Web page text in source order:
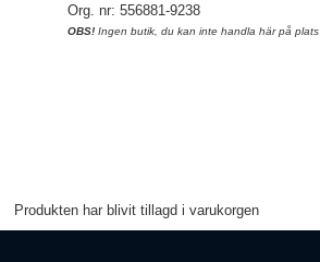
Org. nr: 556881-9238
OBS! Ingen butik, du kan inte handla här på plats
Produkten har blivit tillagd i varukorgen